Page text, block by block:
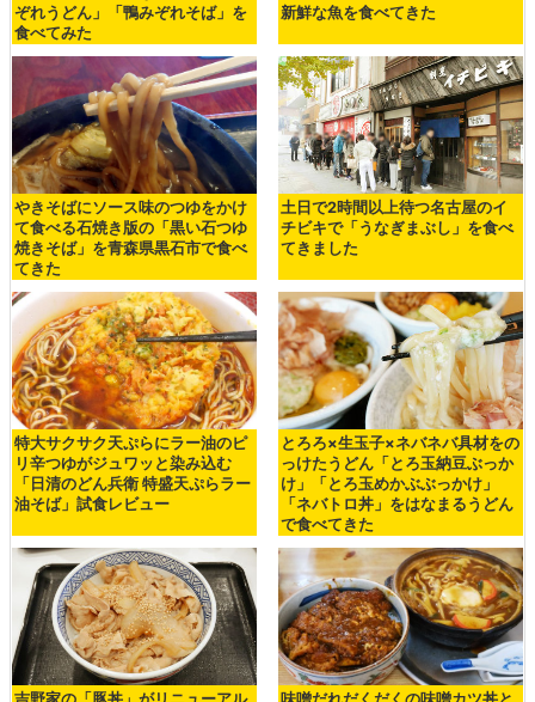
ぞれうどん」「鴨みぞれそば」を
食べてみた
新鮮な魚を食べてきた
やきそばにソース味のつゆをかけ
て食べる石焼き版の「黒い石つゆ
焼きそば」を青森県黒石市で食べ
てきた
土日で2時間以上待つ名古屋のイ
チビキで「うなぎまぶし」を食べ
てきました
特大サクサク天ぷらにラー油のピ
リ辛つゆがジュワッと染み込む
「日清のどん兵衛 特盛天ぷらラー
油そば」試食レビュー
とろろ×生玉子×ネバネバ具材をの
っけたうどん「とろ玉納豆ぶっか
け」「とろ玉めかぶぶっかけ」
「ネバトロ丼」をはなまるうどん
で食べてきた